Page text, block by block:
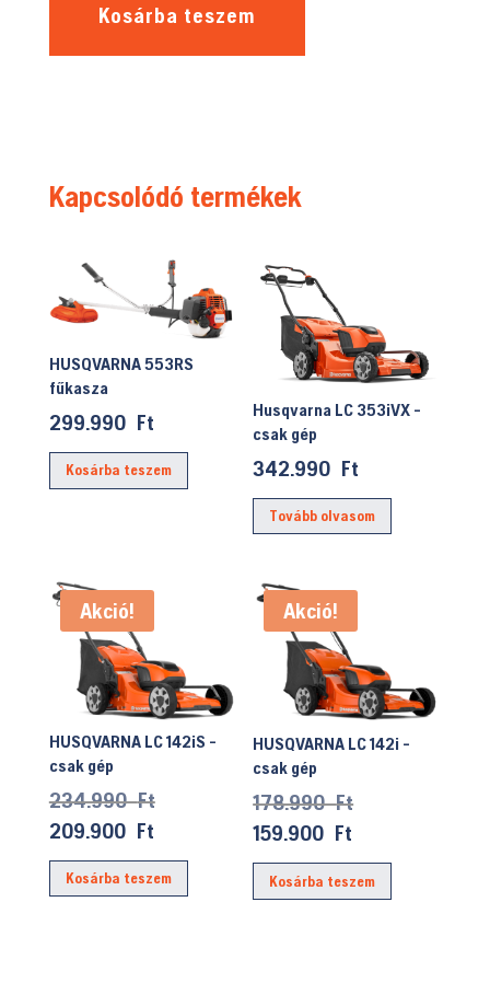
Kosárba teszem
Kapcsolódó termékek
HUSQVARNA 553RS
fűkasza
299.990 Ft
Kosárba teszem
Husqvarna LC 353iVX -
csak gép
342.990 Ft
Tovább olvasom
Akció!
HUSQVARNA LC 142iS -
csak gép
234.990FtOriginal
was:
234.990 Ft.
209.900 FtCurrent
price
is:
Kosárba teszem
Akció!
HUSQVARNA LC 142i -
csak gép
178.990FtOriginal
was:
178.990 Ft.
159.900 Ft
price
is:
Kosárba teszem